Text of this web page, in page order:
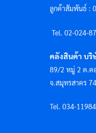
ลูกค้าสัมพันธ์ :
Tel. 02-024-
คลังสินค้า บริ
89/2 หมู่ 2 ต.ค
จ.สมุทรสาคร
Tel. 034-